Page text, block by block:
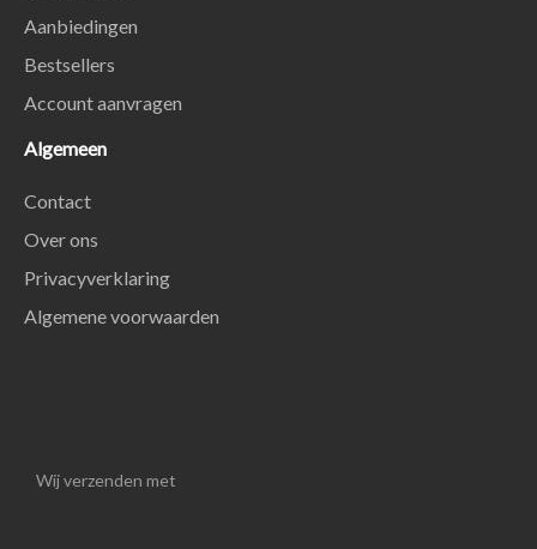
Aanbiedingen
Bestsellers
Account aanvragen
Algemeen
Contact
Over ons
Privacyverklaring
Algemene voorwaarden
Wij verzenden met